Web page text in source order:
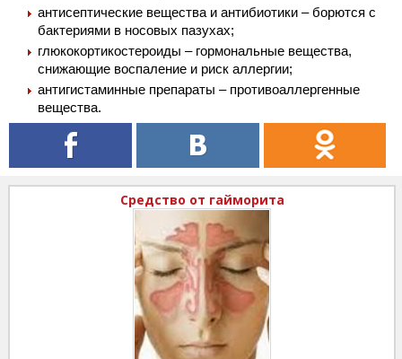
антисептические вещества и антибиотики – борются с
бактериями в носовых пазухах;
глюкокортикостероиды – гормональные вещества,
снижающие воспаление и риск аллергии;
антигистаминные препараты – противоаллергенные
вещества.
Средство от гайморита